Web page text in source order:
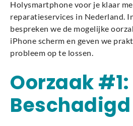
Holysmartphone voor je klaar
reparatieservices in Nederland.
bespreken we de mogelijke
iPhone scherm en geven we
probleem op te lossen.
Oorzaak #1: